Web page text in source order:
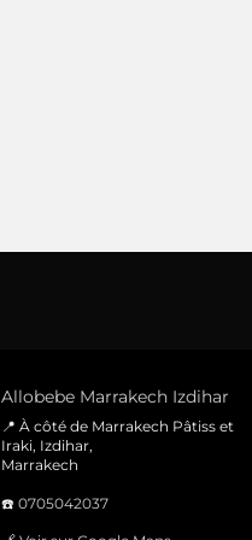
Allobebe Marrakech Izdihar
📍 À côté de Marrakech Pâtiss et
Iraki, Izdihar,
Marrakech
☎️ 0705042037